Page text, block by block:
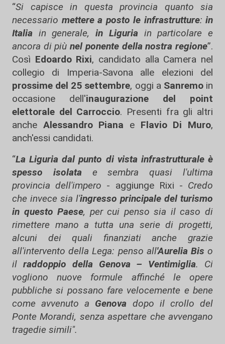
“Si capisce in questa provincia quanto sia
necessario mettere a posto le infrastrutture: in
Italia in generale,in Liguria in particolare e
ancora di piùnel ponente della nostra regione”.
Così Edoardo Rixi, candidato alla Camera nel
collegio di Imperia-Savona alle elezioni del
prossime del 25 settembre, oggi a Sanremoin
occasione dell'inaugurazione del point
elettorale del Carroccio. Presenti fra gli altri
anche Alessandro Piana e Flavio Di Muro,
anch'essi candidati.
“La Liguria dal punto di vista infrastrutturale è
spesso isolata e sembra quasi l'ultima
provincia dell'impero - aggiunge Rixi - Credo
che invece sia l'ingresso principale del turismo
in questo Paese, per cui penso sia il caso di
rimettere mano a tutta una serie di progetti,
alcuni dei quali finanziati anche grazie
all'intervento della Lega: penso all'Aurelia Bis o
il raddoppio della Genova – Ventimiglia. Ci
vogliono nuove formule affinché le opere
pubbliche si possano fare velocemente e bene
come avvenuto a Genova dopo il crollo del
Ponte Morandi, senza aspettare che avvengano
tragedie simili".